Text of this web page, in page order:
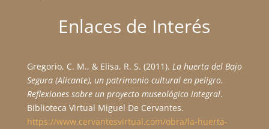
Enlaces de Interés
Gregorio, C. M., & Elisa, R. S. (2011). La huerta del Bajo
Segura (Alicante), un patrimonio cultural en peligro.
Reflexiones sobre un proyecto museológico integral.
Biblioteca Virtual Miguel De Cervantes.
https://www.cervantesvirtual.com/obra/la-huerta-